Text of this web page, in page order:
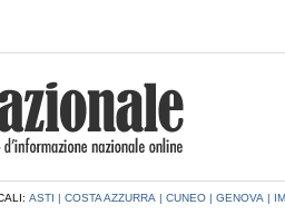
ASTI | COSTA AZZURRA | CUNEO | GENOVA |